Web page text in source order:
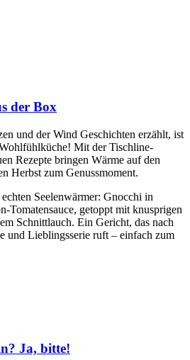
der Box
und der Wind Geschichten erzählt, ist
Mit der Tischline-
Rezepte bringen Wärme auf den
Herbst zum Genussmoment.
Seelenwärmer: Gnocchi in
Tomatensauce, getoppt mit knusprigen
Schnittlauch. Ein Gericht, das nach
und Lieblingsserie ruft – einfach zum
Ja, bitte!